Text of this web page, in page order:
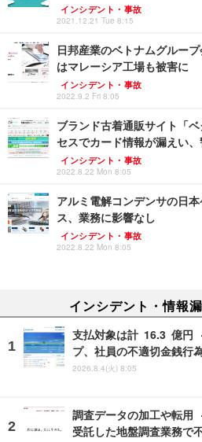
インシデント・事故
2021.12.21 Tue 8:15
日邦産業のベトナムグルー
はマレーシア工場も被害に
インシデント・事故
2022.9.2 Fri 8:05
ブランド古着通販サイト「
セスでカード情報が漏えい
インシデント・事故
2022.8.22 Mon 8:05
アルミ電解コンデンサの日
ス、業務に影響なし
インシデント・事故
2022.8.22 Mon 8:05
インシデント・情報
支払対象は計 16.3 億円
プ、社員の不適切金銭行
2026.8.4(火) 8:05
調査データの加工や転用
受託した地盤調査業務で